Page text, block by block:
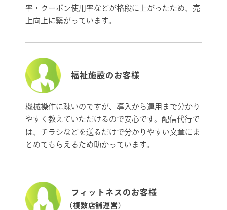
率・クーポン使用率などが格段に上がったため、売
上向上に繋がっています。
福祉施設のお客様
機械操作に疎いのですが、導入から運用まで分かり
やすく教えていただけるので安心です。配信代行で
は、チラシなどを送るだけで分かりやすい文章にま
とめてもらえるため助かっています。
フィットネスのお客様
（複数店舗運営）